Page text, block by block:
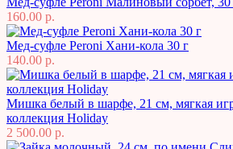
160.00 р.
Мед-суфле Peroni Хани-кола 30 г
140.00 р.
Мишка белый в шарфе, 21 см, мягкая
коллекция Holiday
2 500.00 р.